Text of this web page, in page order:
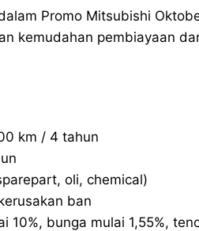
Promo Mitsubishi
kemudahan pembiayaan
km / 4 tahun
oli, chemical)
ban
10%, bunga mulai 1,55%,